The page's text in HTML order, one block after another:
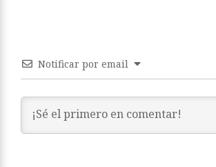
Notificar por email